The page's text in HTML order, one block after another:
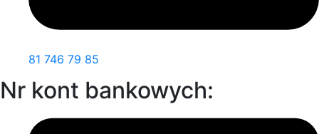
81 746 79 85
Nr kont bankowych: